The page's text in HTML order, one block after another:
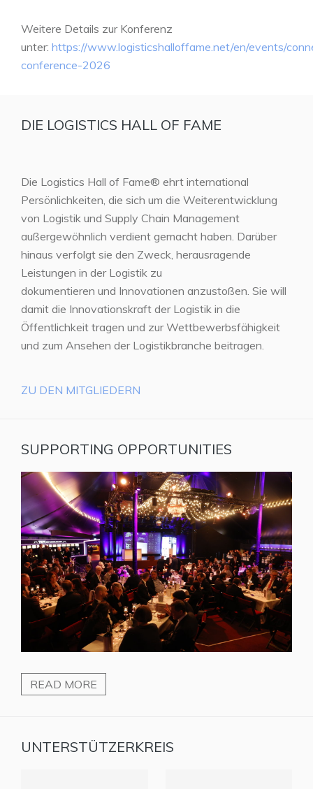
Weitere Details zur Konferenz
unter: https://www.logisticshalloffame.net/en/events/
conference-2026
DIE LOGISTICS HALL OF FAME
Die Logistics Hall of Fame® ehrt international
Persönlichkeiten, die sich um die Weiterentwicklung
von Logistik und Supply Chain Management
außergewöhnlich verdient gemacht haben. Darüber
hinaus verfolgt sie den Zweck, herausragende
Leistungen in der Logistik zu
dokumentieren und Innovationen anzustoßen. Sie will
damit die Innovationskraft der Logistik in die
Öffentlichkeit tragen und zur Wettbewerbsfähigkeit
und zum Ansehen der Logistikbranche beitragen.
ZU DEN MITGLIEDERN
SUPPORTING OPPORTUNITIES
READ MORE
UNTERSTÜTZERKREIS